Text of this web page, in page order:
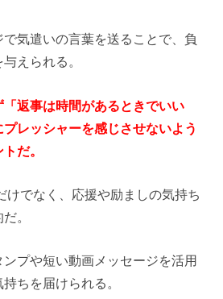
気遣いの言葉を送ることで、負
えられる。
「返事は時間があるときでいい
レッシャーを感じさせないよう
だ。
けでなく、応援や励ましの気持ち
。
プや短い動画メッセージを活用
ちを届けられる。